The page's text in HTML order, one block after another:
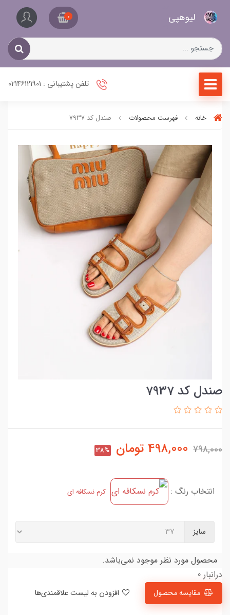
لیو‌هپی 0
تلفن پشتیبانی : 02146121901
خانه فهرست محصولات صندل کد 7937
صندل کد 7937
798,000
498,000 تومان 38%
انتخاب رنگ : کرم نسکافه ای
سایز
محصول مورد نظر موجود نمی‌باشد.
درانبار 0
مقایسه محصول